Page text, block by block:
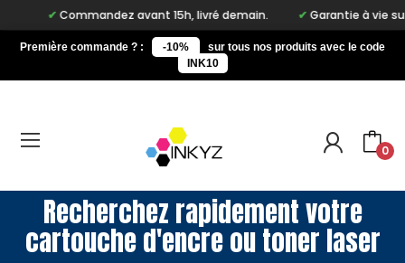
Commandez avant 15h, livré demain. Garantie à vie sur
Première commande ? : -10%
sur tous nos produits avec le code
INK10
0
Recherchez rapidement votre
cartouche d'encre ou toner laser